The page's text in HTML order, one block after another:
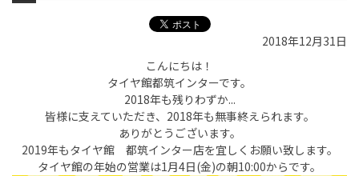
2018年12月31日
こんにちは！
タイヤ館都筑インターです。
2018年も残りわずか...
皆様に支えていただき、2018年も無事終えられます。
ありがとうございます。
2019年もタイヤ館 都筑インター店を宜しくお願い致します。
タイヤ館の年始の営業は1月4日(金)の朝10:00からです。